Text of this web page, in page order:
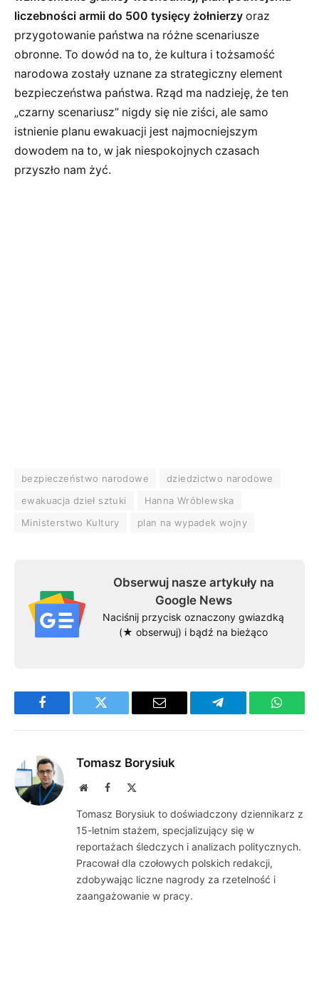
liczebności armii do 500 tysięcy żołnierzy oraz
przygotowanie państwa na różne scenariusze
obronne. To dowód na to, że kultura i tożsamość
narodowa zostały uznane za strategiczny element
bezpieczeństwa państwa. Rząd ma nadzieję, że ten
„czarny scenariusz” nigdy się nie ziści, ale samo
istnienie planu ewakuacji jest najmocniejszym
dowodem na to, w jak niespokojnych czasach
przyszło nam żyć.
bezpieczeństwo narodowe
dziedzictwo narodowe
ewakuacja dzieł sztuki
Hanna Wróblewska
Ministerstwo Kultury
plan na wypadek wojny
Obserwuj nasze artykuły na
Google News
Naciśnij przycisk oznaczony gwiazdką
(★ obserwuj) i bądź na bieżąco
Facebook Twitter Email Telegram
Tomasz Borysiuk
WebsiteFacebook
Tomasz Borysiuk to doświadczony dziennikarz z
15-letnim stażem, specjalizujący się w
reportażach śledczych i analizach politycznych.
Pracował dla czołowych polskich redakcji,
zdobywając liczne nagrody za rzetelność i
zaangażowanie w pracy.